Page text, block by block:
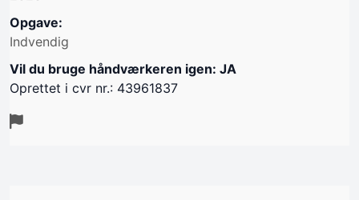
Opgave:
Indvendig
Vil du bruge håndværkeren igen: JA
Oprettet i cvr nr.: 43961837